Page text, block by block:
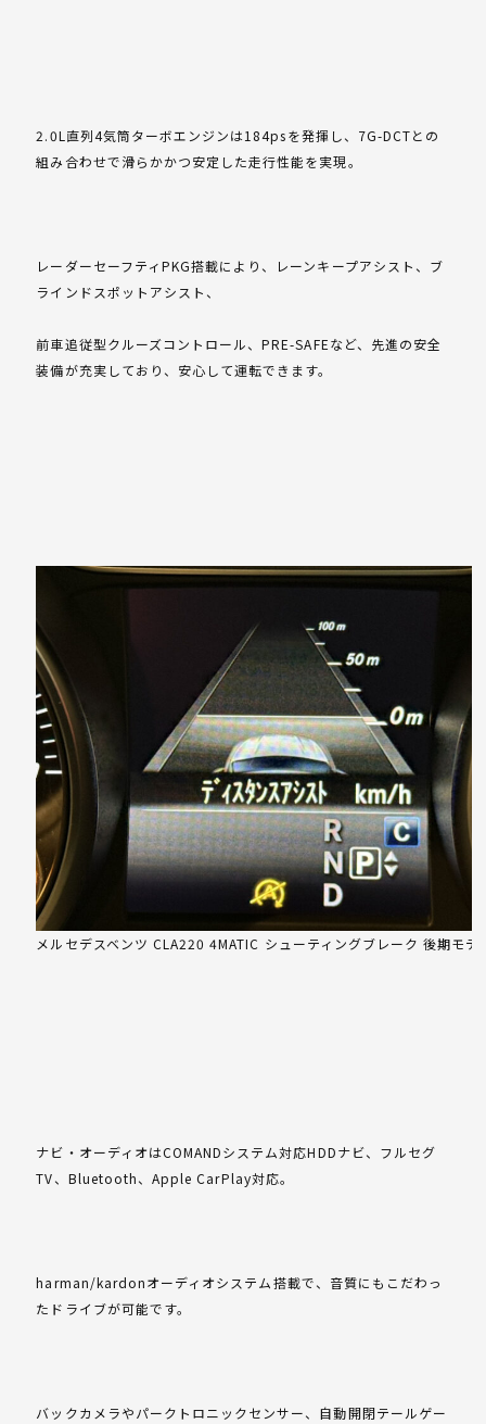
2.0L直列4気筒ターボエンジンは184psを発揮し、7G-DCTとの
組み合わせで滑らかかつ安定した走行性能を実現。
レーダーセーフティPKG搭載により、レーンキープアシスト、ブ
ラインドスポットアシスト、
前車追従型クルーズコントロール、PRE-SAFEなど、先進の安全
装備が充実しており、安心して運転できます。
メルセデスベンツ CLA220 4MATIC シューティングブレーク 後期モデ
ナビ・オーディオはCOMANDシステム対応HDDナビ、フルセグ
TV、Bluetooth、Apple CarPlay対応。
harman/kardonオーディオシステム搭載で、音質にもこだわっ
たドライブが可能です。
バックカメラやパークトロニックセンサー、自動開閉テールゲー